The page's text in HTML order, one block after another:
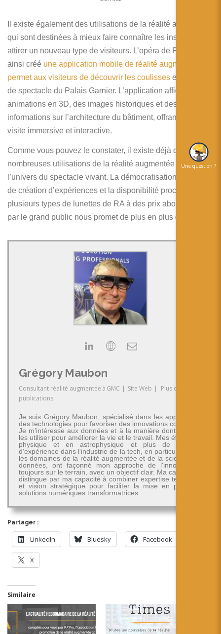
Il existe également des utilisations de la réalité augmentée
qui sont destinées à mieux faire connaître les institutions et
attirer un nouveau type de visiteurs. L’opéra de Paris a
ainsi créé une application mobile de réalité augmentée qui
permet aux visiteurs de découvrir les coulisses et les salles
de spectacle du Palais Garnier. L’application affiche des
animations en 3D, des images historiques et des
informations sur l’architecture du bâtiment, offrant ainsi une
visite immersive et interactive.
Comme vous pouvez le constater, il existe déjà de
nombreuses utilisations de la réalité augmentée dans
l’univers du spectacle vivant. La démocratisation des outils
de création d’expériences et la disponibilité prochaine de
plusieurs types de lunettes de RA à des prix abordables
par le grand public nous promet de plus en plus d’usages.
Grégory Maubon
Consultant réalité augmentée à GMC | Site Web |
Plus de
publications
Je suis Grégory Maubon, spécialisé dans les applications
des technologies pour favoriser des innovations concrètes.
Je m'intéresse aux données et à la manière dont on peut
les utiliser pour améliorer la vie et le travail. Mes études en
physique et en astrophysique et plus de 30 ans
d'expérience dans l'industrie de la tech, en particulier dans
les domaines de la réalité augmentée et de la science des
données, ont façonné mon approche de l'innovation -
toujours sur le terrain, avec un objectif clair. Ma carrière se
distingue par ma capacité à combiner expertise technique
et vision stratégique pour faciliter la mise en place de
solutions numériques transformatrices.
Partager :
LinkedIn Bluesky Facebook
X
Similaire
Une question ?